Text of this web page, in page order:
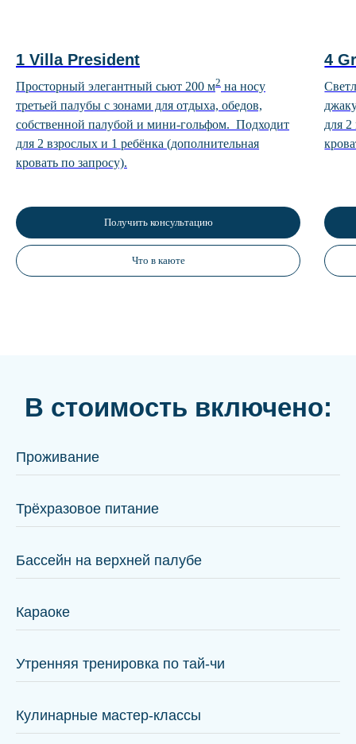
1 Villa President
Просторный элегантный сьют 200 м2 на носу
третьей палубы с зонами для отдыха, обедов,
собственной палубой и мини-гольфом. Подходит
для 2 взрослых и 1 ребёнка (дополнительная
кровать по запросу).
Получить консультацию
Что в каюте
4
для 2
В стоимость включено:
Проживание
Трёхразовое питание
Бассейн на верхней палубе
Караоке
Утренняя тренировка по тай-чи
Кулинарные мастер-классы